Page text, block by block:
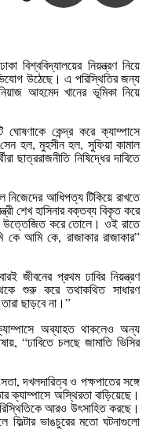
বিশ্ববিদ্যালয়ের নিয়ন্ত্রণ নিয়ে
উঠেছে। এ পরিস্থিতির জন্য
নিয়াজ আহমেদ খানের ভূমিকা নিয়ে
কেন্দ্র করে ক্যাম্পাসে
হল, মুহসীন হল, সুফিয়া কামাল
ছাত্ররাজনীতি নিষিদ্ধের দাবিতে
নিজেদের আধিপত্য টিকিয়ে রাখতে
শেখ হাসিনার বক্তব্য বিকৃত করে
উত্তেজিত করে তোলে। ওই রাতে
কে আমি কে, রাজাকার রাজাকার”
জীবনের প্রথম ঢাবির নিয়ন্ত্রণ
শুরু করে তথাকথিত সাধারণ
ছাড়বে না।”
অব্যাহত থাকলেও অন্য
“ঢাবিতে চলছে জামাতি ভিসির
দখলদারিত্ব ও পক্ষপাতের সঙ্গে
ক্যাম্পাসে অস্থিরতা বাড়িয়েছে।
আরও উৎসাহিত করছে।
ফিল্টার ভাঙচুরের মতো ঘটনাগুলো